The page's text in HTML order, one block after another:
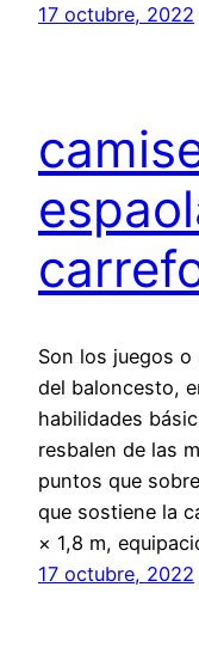
17 octubre, 2022
Son los juegos
del baloncesto,
habilidades
resbalen de las
puntos que
que sostiene la
× 1,8 m,
17 octubre, 2022